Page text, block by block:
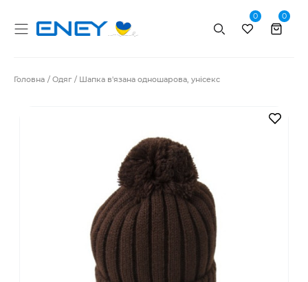
Пошук
0 0
Головна Одяг Шапка в'язана одношарова, унісекс
В